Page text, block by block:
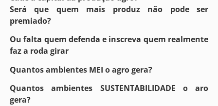
Será que quem mais produz não pode ser
premiado?
Ou falta quem defenda e inscreva quem realmente
faz a roda girar
Quantos ambientes MEI o agro gera?
Quantos ambientes SUSTENTABILIDADE o aro
gera?